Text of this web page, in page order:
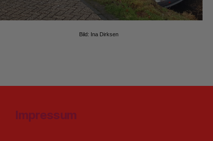
Bild: Ina Dirksen
Impressum